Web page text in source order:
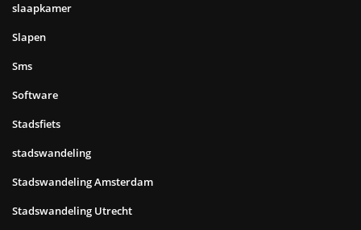
slaapkamer
Slapen
Sms
Software
Stadsfiets
stadswandeling
Stadswandeling Amsterdam
Stadswandeling Utrecht